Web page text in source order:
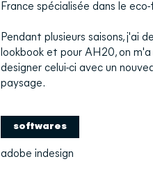
France spécialisée dans le eco-
Pendant plusieurs saisons, j'ai
lookbook et pour AH20, on
designer celui-ci avec un
paysage.
softwares
adobe indesign